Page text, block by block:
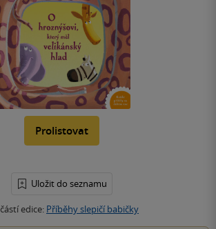
Prolistovat
Uložit do seznamu
edice: Příběhy slepičí babičky